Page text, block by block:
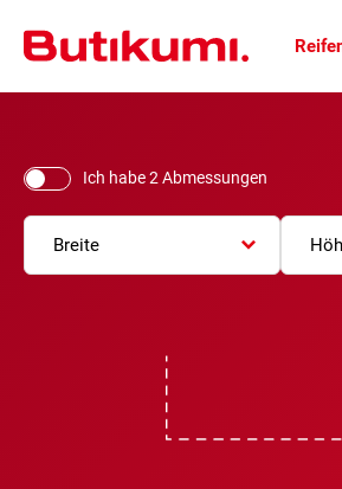
Ich habe 2 Abmessungen
Breite